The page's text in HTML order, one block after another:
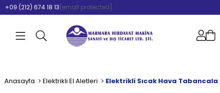
+09 (212) 674 18 13 [email protected]
Anasayfa Elektrikli El Aletleri Elektrikli Sıcak Hava